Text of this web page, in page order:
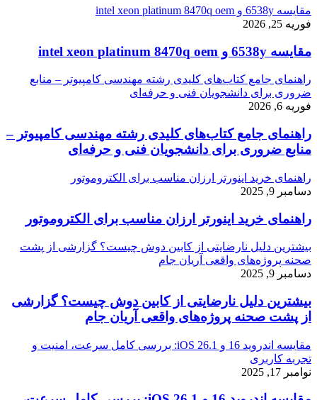
مقایسه 6538y و intel xeon platinum 8470q oem
فوریه 25, 2026
مقایسه 6538y و intel xeon platinum 8470q oem
راهنمای جامع کتاب‌های کلیدی رشته مهندسی کامپیوتر – منابع
ضروری برای دانشجویان فنی و حرفه‌ای
فوریه 6, 2026
راهنمای جامع کتاب‌های کلیدی رشته مهندسی کامپیوتر –
منابع ضروری برای دانشجویان فنی و حرفه‌ای
راهنمای خرید اینورتر ارزان مناسب برای الکتروموتور
دسامبر 9, 2025
راهنمای خرید اینورتر ارزان مناسب برای الکتروموتور
بیشترین دلیل نارضایتی از کابین دوش چیست؟ گزارشی از پشت
صحنه پروژه‌های واقعی آریان جام
دسامبر 9, 2025
بیشترین دلیل نارضایتی از کابین دوش چیست؟ گزارشی
از پشت صحنه پروژه‌های واقعی آریان جام
مقایسه اندروید 16 و iOS 26.1: بررسی کامل سرعت، امنیت و
تجربه کاربری
نوامبر 17, 2025